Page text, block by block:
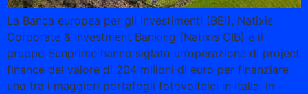
La Banca europea per gli investimenti (BEI), Natixis
Corporate & Investment Banking (Natixis CIB) e il
gruppo Sunprime hanno siglato un’operazione di project
finance del valore di 204 milioni di euro per finanziare
uno tra i maggiori portafogli fotovoltaici in Italia. In